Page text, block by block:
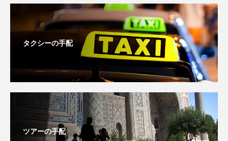
タクシーの手配
ツアーの手配